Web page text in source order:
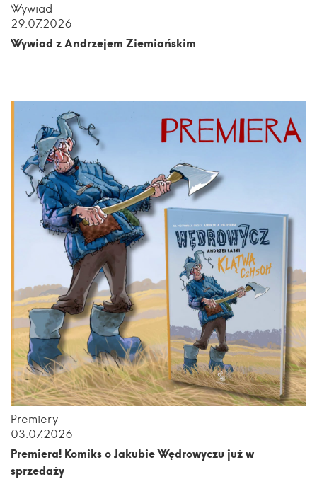
Wywiad
29.07.2026
Wywiad z Andrzejem Ziemiańskim
Premiery
03.07.2026
Premiera! Komiks o Jakubie Wędrowyczu już w
sprzedaży